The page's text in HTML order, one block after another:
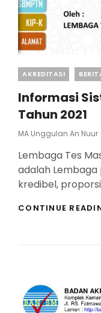
Categories
AKREDITASI
Informasi
Tahun 2021
MA Unggulan An Nuur
Lembaga Tes
adalah
kredibel,
CONTINUE